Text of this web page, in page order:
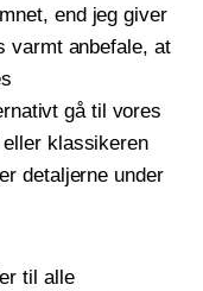
end jeg giver
varmt anbefale, at
gå til vores
eller klassikeren
detaljerne under
til alle